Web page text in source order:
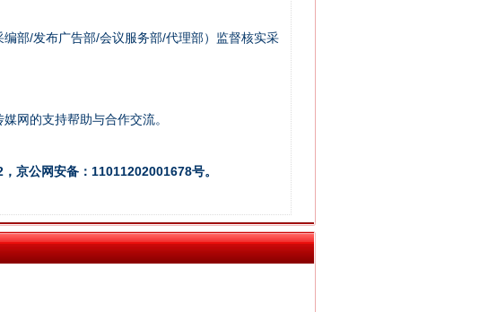
部/发布广告部/会议服务部/代理部）监督核实采
网的支持帮助与合作交流。
京公网安备：11011202001678号。